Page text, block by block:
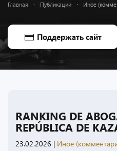
Главная Публикации Иное
Поддержать сайт
RANKING DE
REPÚBLICA DE
23.02.2026 | Иное